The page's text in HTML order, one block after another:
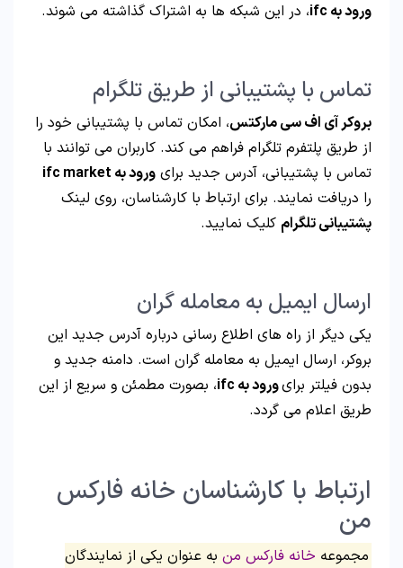
ورود به ifc
، در این شبکه ها به اشتراک گذاشته می شوند.
تماس با پشتیبانی از طریق تلگرام
بروکر آی اف سی مارکتس، امکان تماس با پشتیبانی خود را
از طریق پلتفرم تلگرام فراهم می کند. کاربران می توانند با
تماس با پشتیبانی، آدرس جدید برای ورود به ifc market
را دریافت نمایند. برای ارتباط با کارشناسان، روی لینک
پشتیبانی تلگرام کلیک نمایید.
ارسال ایمیل به معامله گران
یکی دیگر از راه های اطلاع رسانی درباره آدرس جدید این
بروکر، ارسال ایمیل به معامله گران است. دامنه جدید و
بدون فیلتر برایورود به ifc
، بصورت مطمئن و سریع از این
طریق اعلام می گردد.
ارتباط با کارشناسان خانه فارکس
من
مجموعه خانه فارکس من به عنوان یکی از نمایندگان